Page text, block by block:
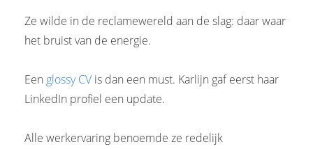
Ze wilde in de reclamewereld aan de slag: daar waar
het bruist van de energie.
Een glossy CV is dan een must. Karlijn gaf eerst haar
LinkedIn profiel een update.
Alle werkervaring benoemde ze redelijk